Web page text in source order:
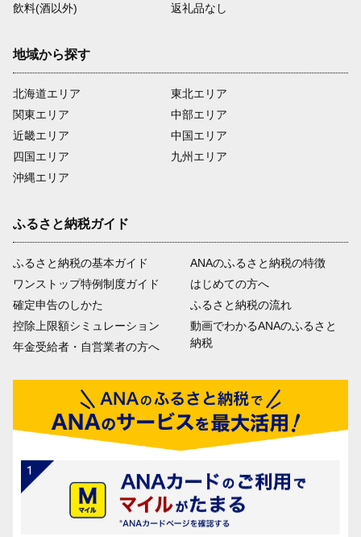
飲料(酒以外)
返礼品なし
地域から探す
北海道エリア
関東エリア
近畿エリア
四国エリア
沖縄エリア
東北エリア
中部エリア
中国エリア
九州エリア
ふるさと納税ガイド
ふるさと納税の基本ガイド
ワンストップ特例制度ガイド
確定申告のしかた
控除上限額シミュレーション
年金受給者・自営業者の方へ
ANAのふるさと納税の特徴
はじめての方へ
ふるさと納税の流れ
動画でわかるANAのふるさと
納税